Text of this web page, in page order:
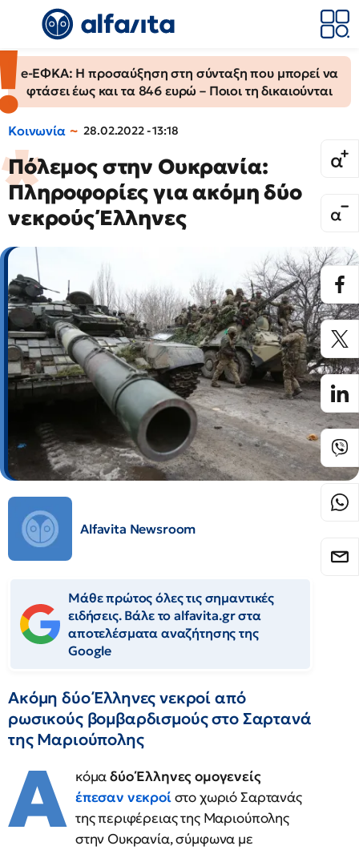
e-ΕΦΚΑ: Η προσαύξηση στη σύνταξη που μπορεί να
φτάσει έως και τα 846 ευρώ – Ποιοι τη δικαιούνται
Κοινωνία 28.02.2022 - 13:18
Πόλεμος στην Ουκρανία:
Πληροφορίες για ακόμη δύο
νεκρούς Έλληνες
Alfavita Newsroom
Μάθε πρώτος όλες τις σημαντικές
ειδήσεις. Βάλε το alfavita.gr στα
αποτελέσματα αναζήτησης της
Google
Ακόμη δύο Έλληνες νεκροί από
ρωσικούς βομβαρδισμούς στο Σαρτανά
της Μαριούπολης
Α κόμαδύο Έλληνες ομογενείς
έπεσαν νεκροίστο χωριό Σαρτανάς
της περιφέρειας της Μαριούπολης
στην Ουκρανία, σύμφωνα με